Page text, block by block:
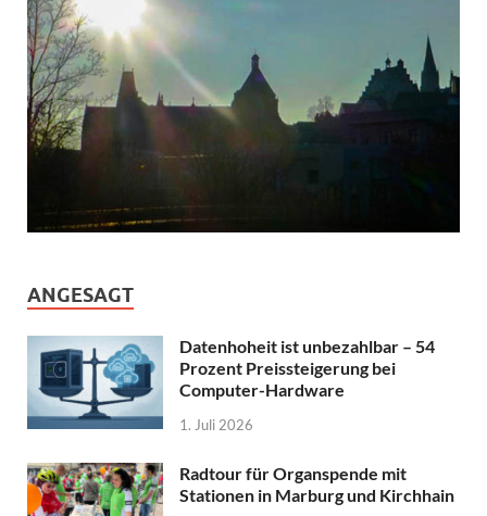
ANGESAGT
Datenhoheit ist unbezahlbar – 54
Prozent Preissteigerung bei
Computer-Hardware
1. Juli 2026
Radtour für Organspende mit
Stationen in Marburg und Kirchhain